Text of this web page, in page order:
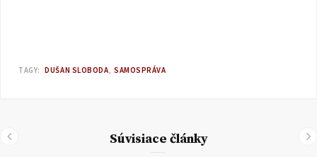
TAGY: DUŠAN SLOBODA SAMOSPRÁVA
Súvisiace články